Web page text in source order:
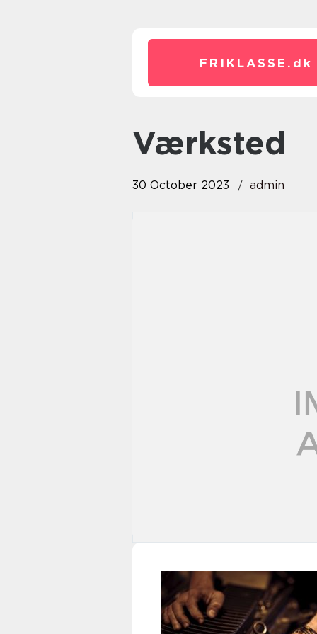
FRIKLASSE. dk
Værksted
30 October 2023 admin